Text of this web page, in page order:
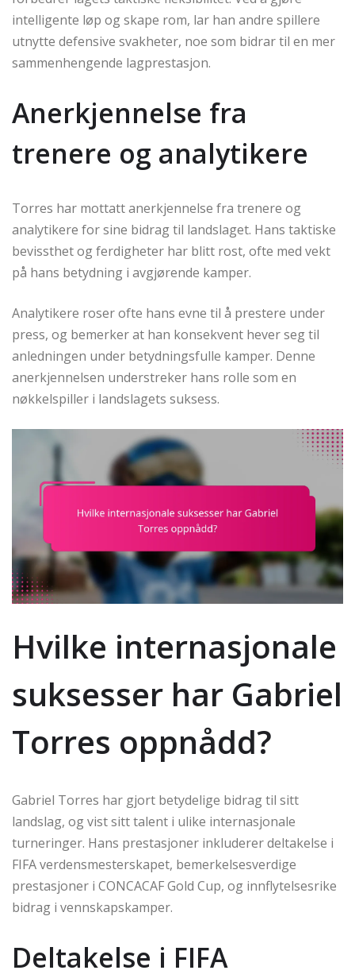
intelligente løp og skape rom, lar han andre spillere
utnytte defensive svakheter, noe som bidrar til en mer
sammenhengende lagprestasjon.
Anerkjennelse fra
trenere og analytikere
Torres har mottatt anerkjennelse fra trenere og
analytikere for sine bidrag til landslaget. Hans taktiske
bevissthet og ferdigheter har blitt rost, ofte med vekt
på hans betydning i avgjørende kamper.
Analytikere roser ofte hans evne til å prestere under
press, og bemerker at han konsekvent hever seg til
anledningen under betydningsfulle kamper. Denne
anerkjennelsen understreker hans rolle som en
nøkkelspiller i landslagets suksess.
Hvilke internasjonale
suksesser har Gabriel
Torres oppnådd?
Gabriel Torres har gjort betydelige bidrag til sitt
landslag, og vist sitt talent i ulike internasjonale
turneringer. Hans prestasjoner inkluderer deltakelse i
FIFA verdensmesterskapet, bemerkelsesverdige
prestasjoner i CONCACAF Gold Cup, og innflytelsesrike
bidrag i vennskapskamper.
Deltakelse i FIFA